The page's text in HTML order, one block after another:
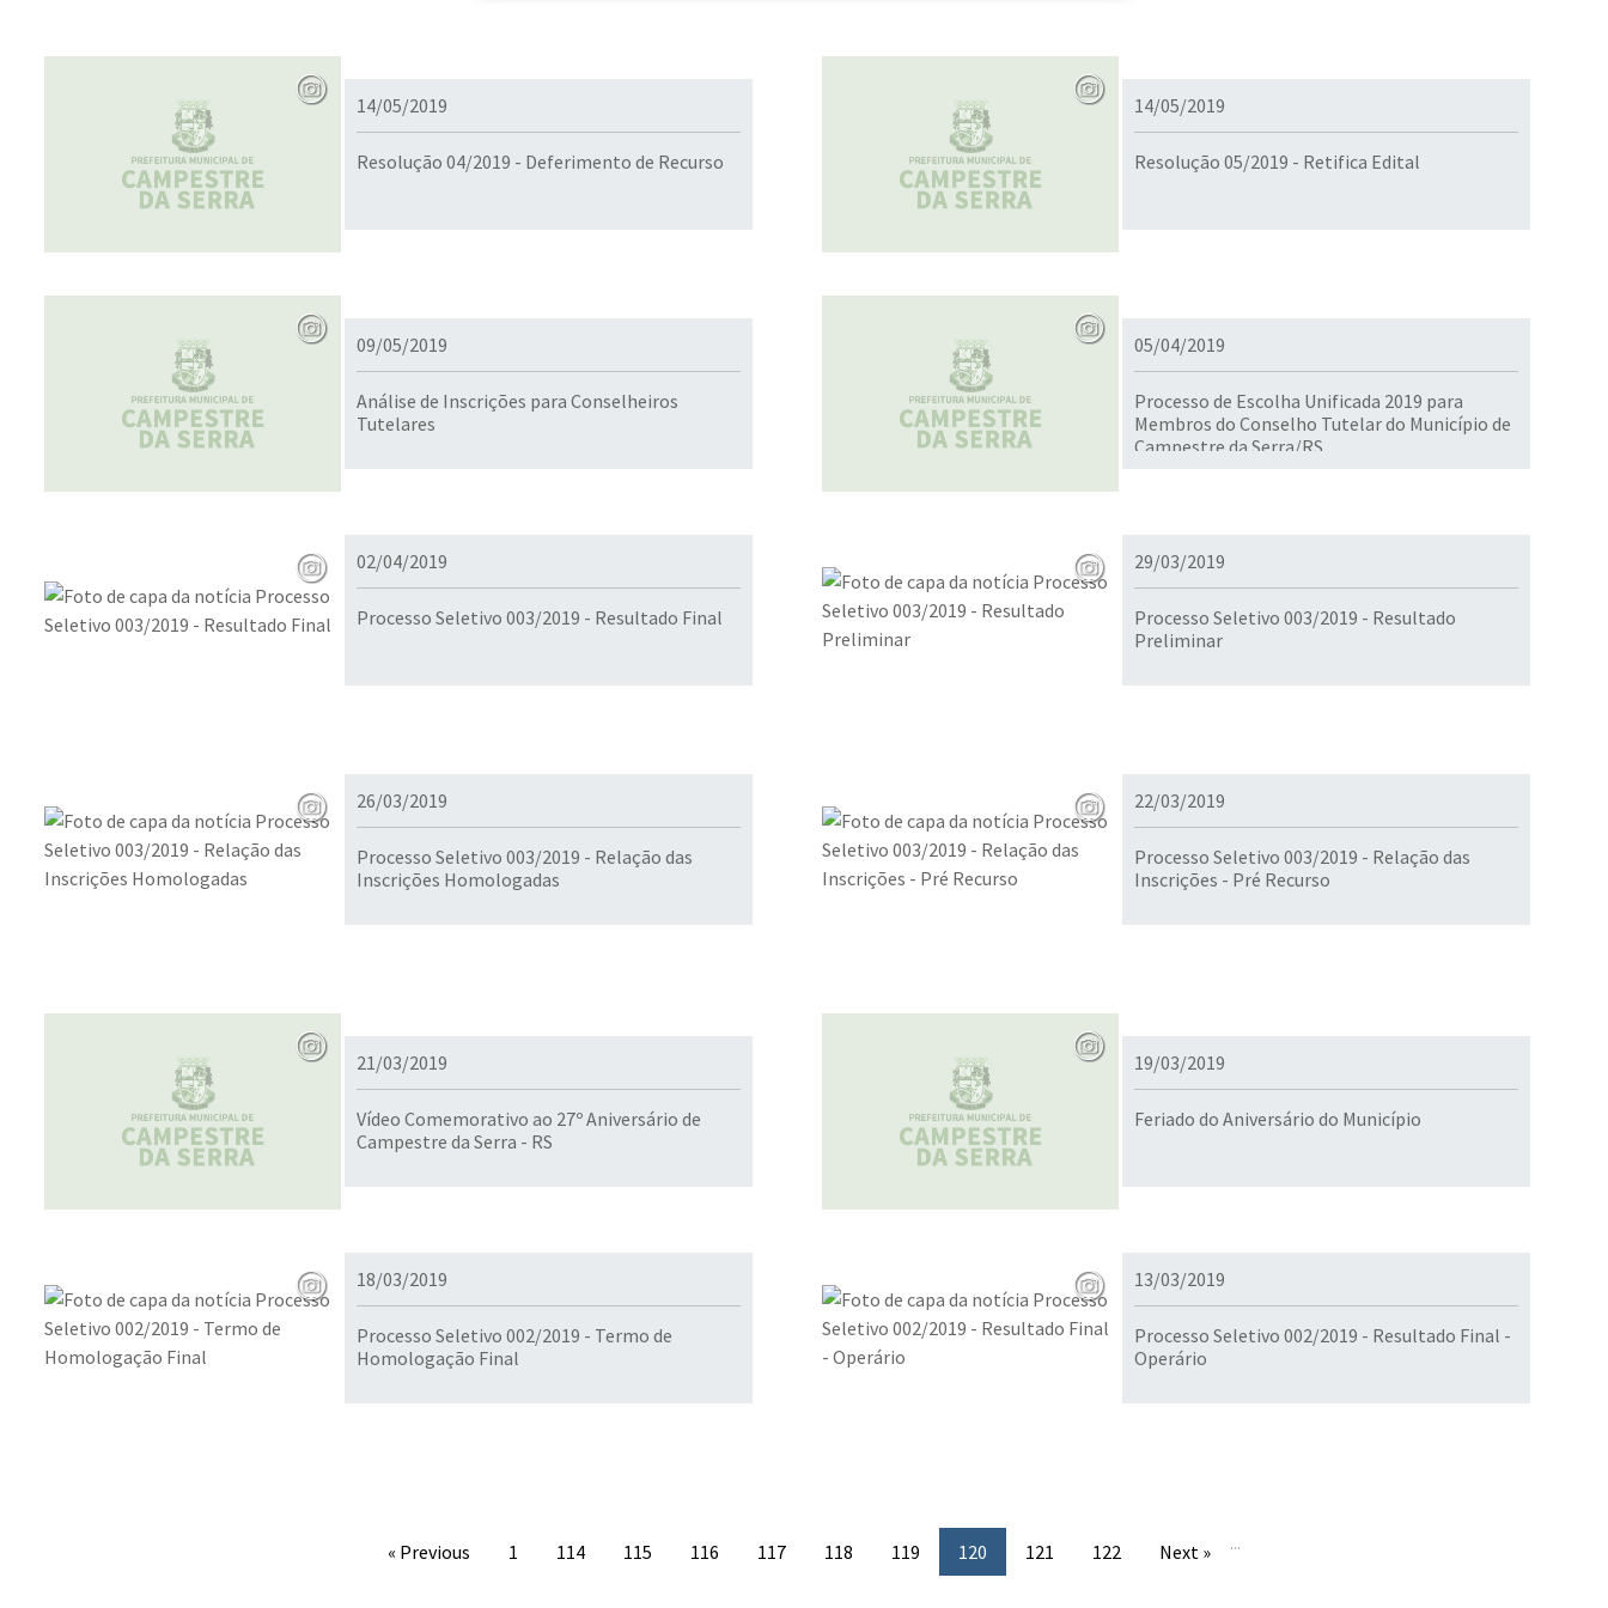
14/05/2019
Resolução 04/2019 - Deferimento de Recurso
14/05/2019
Resolução 05/2019 - Retifica Edital
09/05/2019
Análise de Inscrições para Conselheiros
Tutelares
05/04/2019
Processo de Escolha Unificada 2019 para
Membros do Conselho Tutelar do Município de
Campestre da Serra/RS.
02/04/2019
Processo Seletivo 003/2019 - Resultado Final
29/03/2019
Processo Seletivo 003/2019 - Resultado
Preliminar
26/03/2019
Processo Seletivo 003/2019 - Relação das
Inscrições Homologadas
22/03/2019
Processo Seletivo 003/2019 - Relação das
Inscrições - Pré Recurso
21/03/2019
Vídeo Comemorativo ao 27º Aniversário de
Campestre da Serra - RS
19/03/2019
Feriado do Aniversário do Município
18/03/2019
Processo Seletivo 002/2019 - Termo de
Homologação Final
13/03/2019
Processo Seletivo 002/2019 - Resultado Final -
Operário
« Previous 1 ...
114 115 116 117 118 119 120 121 122
Next »